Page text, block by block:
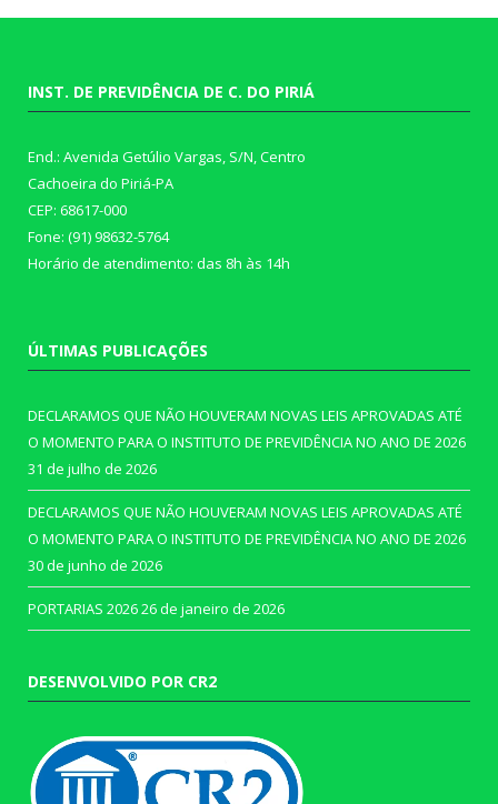
INST. DE PREVIDÊNCIA DE C. DO PIRIÁ
End.: Avenida Getúlio Vargas, S/N, Centro
Cachoeira do Piriá-PA
CEP: 68617-000
Fone: (91) 98632-5764
Horário de atendimento: das 8h às 14h
ÚLTIMAS PUBLICAÇÕES
DECLARAMOS QUE NÃO HOUVERAM NOVAS LEIS APROVADAS ATÉ
O MOMENTO PARA O INSTITUTO DE PREVIDÊNCIA NO ANO DE 2026
31 de julho de 2026
DECLARAMOS QUE NÃO HOUVERAM NOVAS LEIS APROVADAS ATÉ
O MOMENTO PARA O INSTITUTO DE PREVIDÊNCIA NO ANO DE 2026
30 de junho de 2026
PORTARIAS 202626 de janeiro de 2026
DESENVOLVIDO POR CR2